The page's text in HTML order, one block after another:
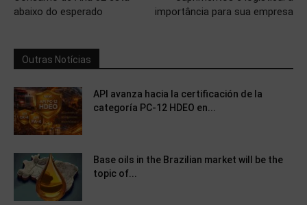
abaixo do esperado
importância para sua empresa
Outras Notícias
API avanza hacia la certificación de la
categoría PC-12 HDEO en...
Base oils in the Brazilian market will be the
topic of...